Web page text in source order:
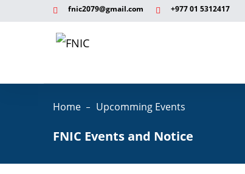
fnic2079@gmail.com +977 ‭01 5312417
Home Upcomming Events
FNIC Events and Notice